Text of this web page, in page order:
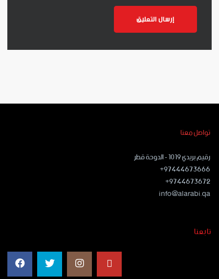
تواصل معنا
رقيم بريدي ١٠١٩ - الدوحة قطر
97444673666+
9744673672+
info@alarabi.qa
تابعنا